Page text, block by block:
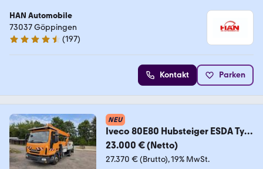
HAN Automobile
73037 Göppingen
4.7 Sterne
(197)
Kontakt Parken
NEU
Iveco 80E80 Hubsteiger ESDA Typ
TG 1800
23.000 € (Netto)
27.370 € (Brutto) 19% MwSt.